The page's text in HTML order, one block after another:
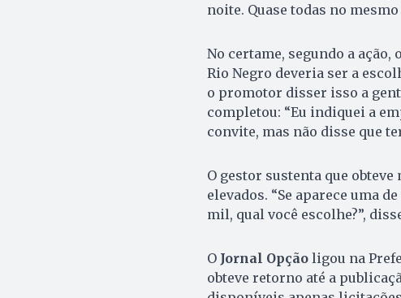
noite. Quase todas no mesmo
No certame, segundo a
Rio Negro deveria ser a
o promotor disser isso a
completou: “Eu indiquei a
convite, mas não disse que
O gestor sustenta que
elevados. “Se aparece uma
mil, qual você escolhe?”,
OJornal Opçãoligou na
obteve retorno até a